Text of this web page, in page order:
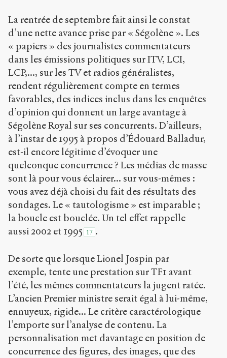
La rentrée de septembre fait ainsi le constat
d’une nette avance prise par « Ségolène ». Les
« papiers » des journalistes commentateurs
dans les émissions politiques sur ITV, LCI,
LCP,..., sur les TV et radios généralistes,
rendent régulièrement compte en termes
favorables, des indices inclus dans les enquêtes
d’opinion qui donnent un large avantage à
Ségolène Royal sur ses concurrents. D’ailleurs,
à l’instar de 1995 à propos d’Édouard Balladur,
est-il encore légitime d’évoquer une
quelconque concurrence ? Les médias de masse
sont là pour vous éclairer... sur vous-mêmes :
vous avez déjà choisi du fait des résultats des
sondages. Le « tautologisme » est imparable ;
la boucle est bouclée. Un tel effet rappelle
aussi 2002 et 1995 17 .
De sorte que lorsque Lionel Jospin par
exemple, tente une prestation sur TF1 avant
l’été, les mêmes commentateurs la jugent ratée.
L’ancien Premier ministre serait égal à lui-même,
ennuyeux, rigide... Le critère caractérologique
l’emporte sur l’analyse de contenu. La
personnalisation met davantage en position de
concurrence des figures, des images, que des